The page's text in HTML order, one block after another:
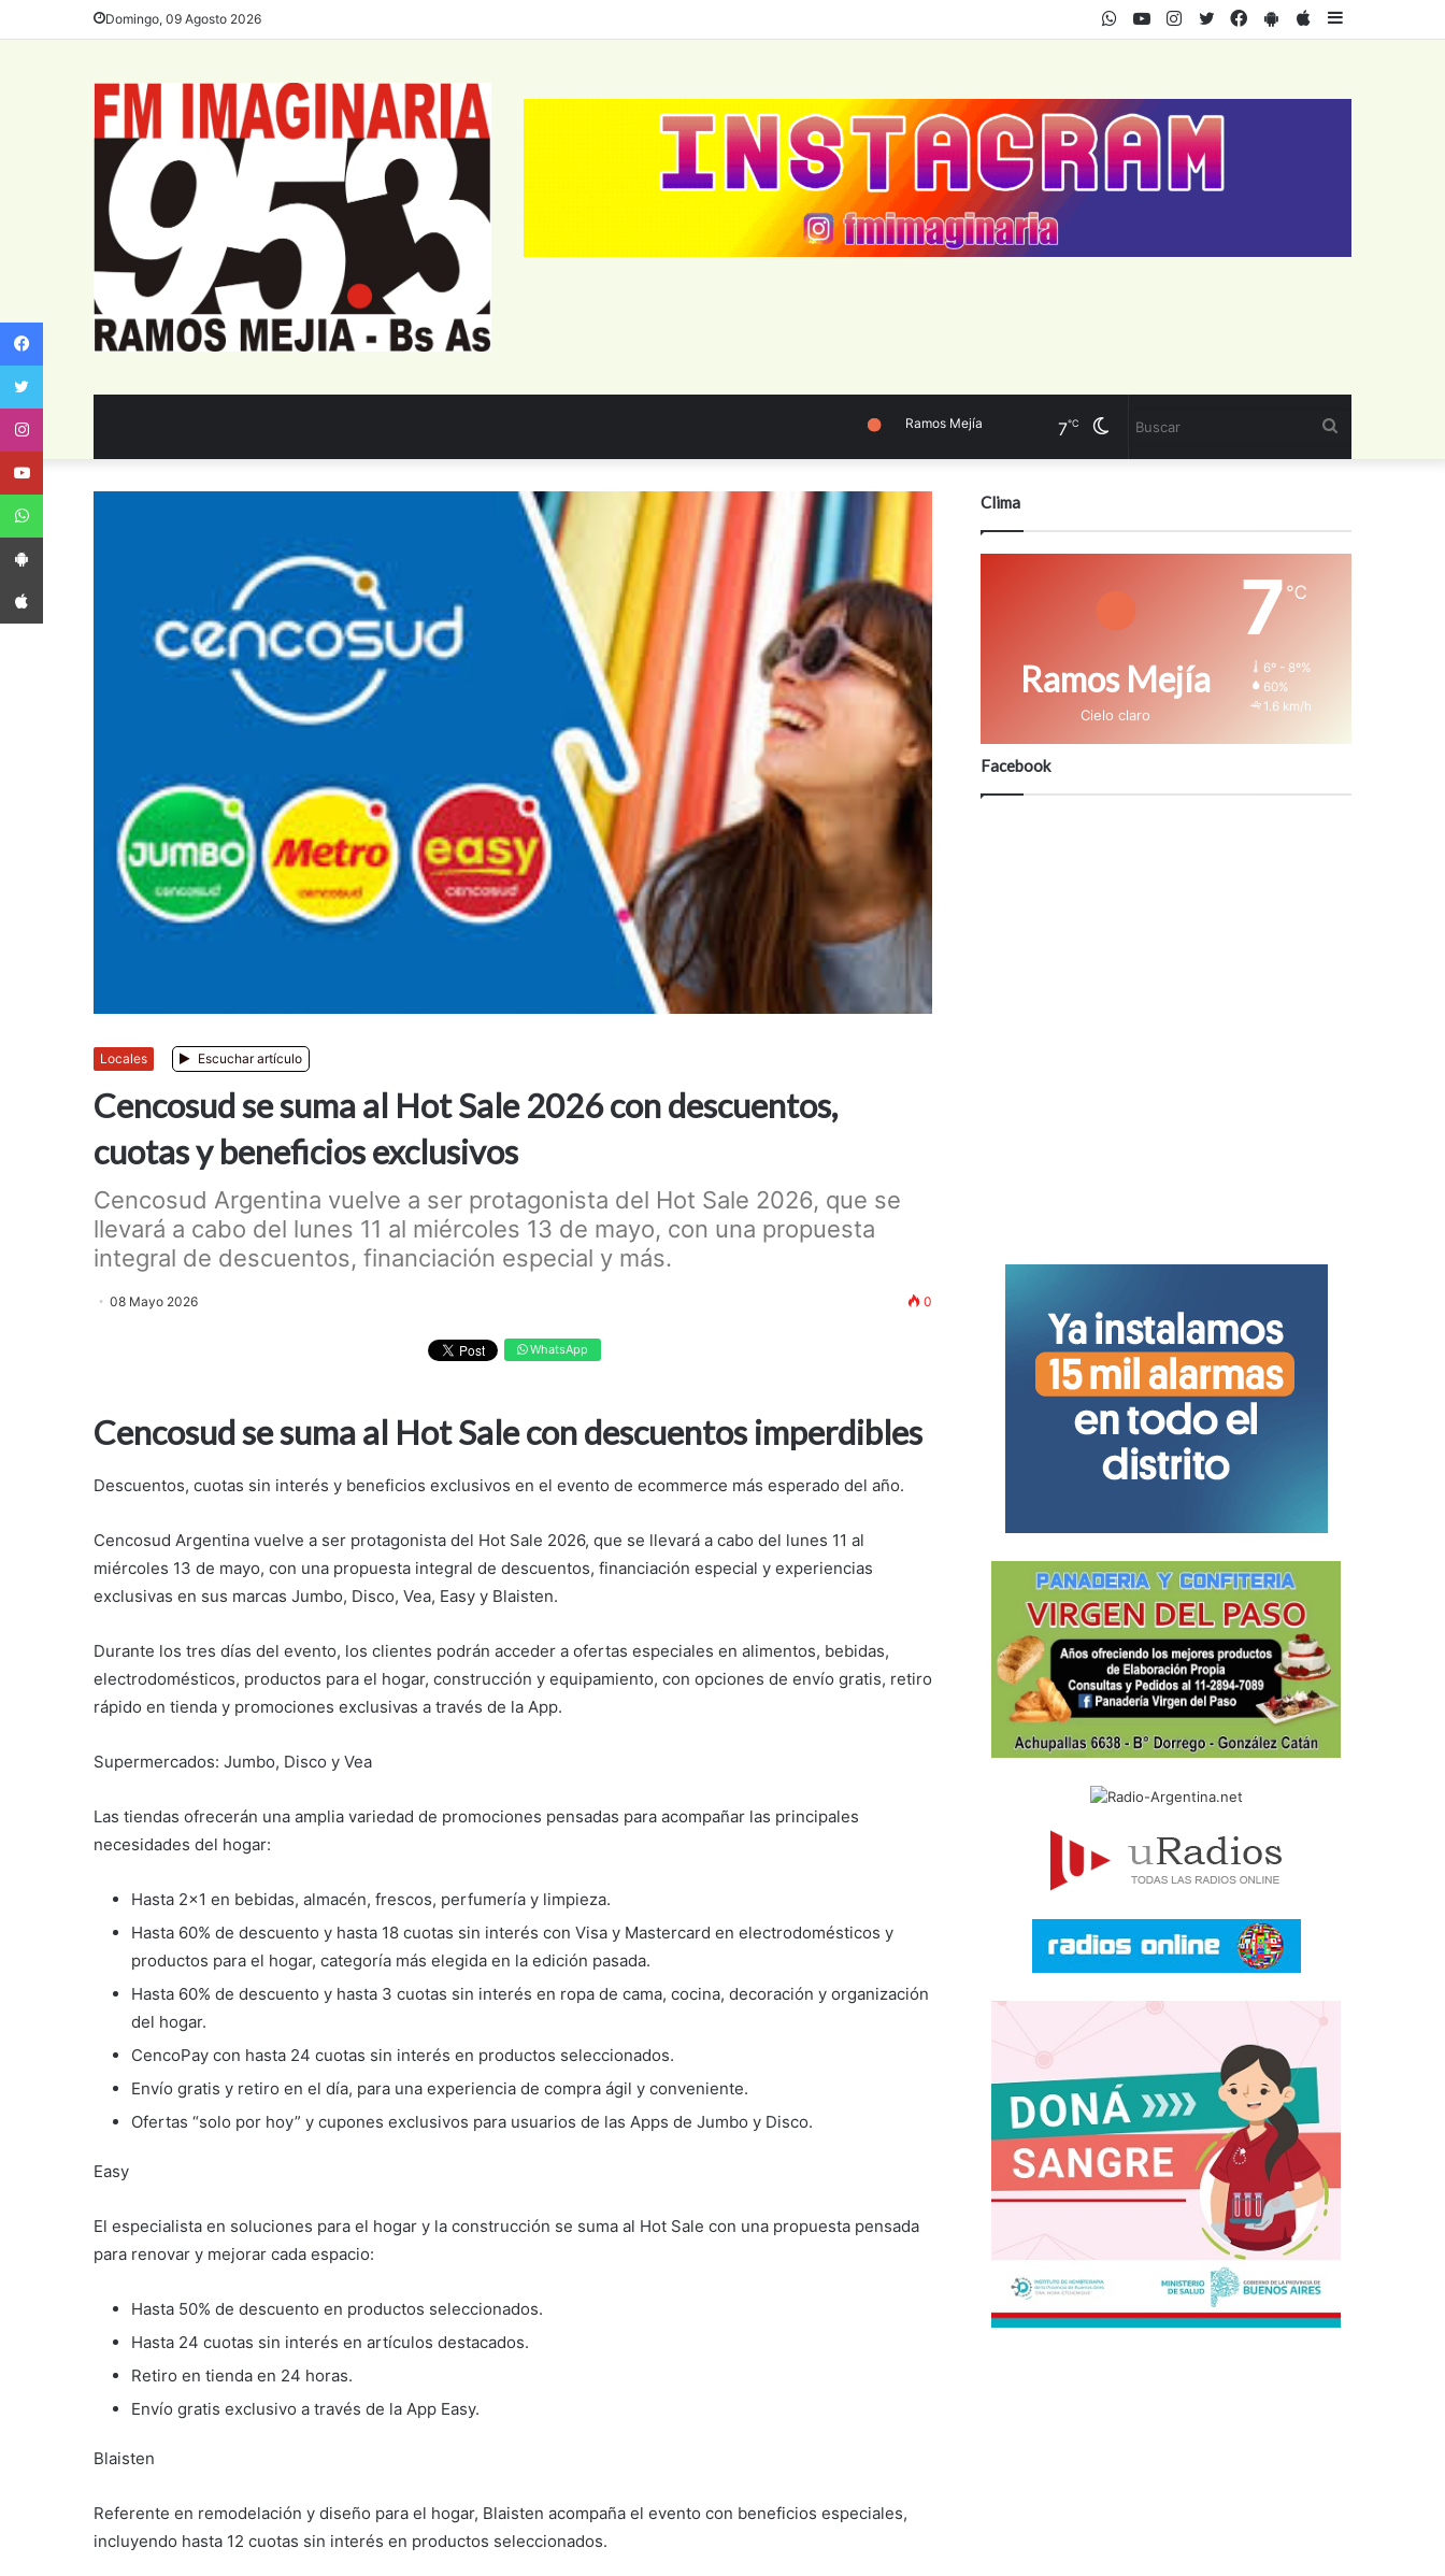
Domingo, 09 Agosto 2026 AppStore
PlayStore
Facebook
Twitter
Instagram
Youtube
WhatsApp
Cambiar
Ramos Mejía 7℃
Locales Escuchar artículo
Cencosud se suma al Hot Sale 2026 con descuentos,
cuotas y beneficios exclusivos
Cencosud Argentina vuelve a ser protagonista del Hot Sale 2026, que se
llevará a cabo del lunes 11 al miércoles 13 de mayo, con una propuesta
integral de descuentos, financiación especial y más.
08 Mayo 2026 0
WhatsApp
Cencosud se suma al Hot Sale con descuentos imperdibles
Descuentos, cuotas sin interés y beneficios exclusivos en el evento de ecommerce más esperado del año.
Cencosud Argentina vuelve a ser protagonista del Hot Sale 2026, que se llevará a cabo del lunes 11 al
miércoles 13 de mayo, con una propuesta integral de descuentos, financiación especial y experiencias
exclusivas en sus marcas Jumbo, Disco, Vea, Easy y Blaisten.
Durante los tres días del evento, los clientes podrán acceder a ofertas especiales en alimentos, bebidas,
electrodomésticos, productos para el hogar, construcción y equipamiento, con opciones de envío gratis, retiro
rápido en tienda y promociones exclusivas a través de la App.
Supermercados: Jumbo, Disco y Vea
Las tiendas ofrecerán una amplia variedad de promociones pensadas para acompañar las principales
necesidades del hogar:
Hasta 2x1 en bebidas, almacén, frescos, perfumería y limpieza.
Hasta 60% de descuento y hasta 18 cuotas sin interés con Visa y Mastercard en electrodomésticos y
productos para el hogar, categoría más elegida en la edición pasada.
Hasta 60% de descuento y hasta 3 cuotas sin interés en ropa de cama, cocina, decoración y organización
del hogar.
CencoPay con hasta 24 cuotas sin interés en productos seleccionados.
Envío gratis y retiro en el día, para una experiencia de compra ágil y conveniente.
Ofertas “solo por hoy” y cupones exclusivos para usuarios de las Apps de Jumbo y Disco.
Easy
El especialista en soluciones para el hogar y la construcción se suma al Hot Sale con una propuesta pensada
para renovar y mejorar cada espacio:
Hasta 50% de descuento en productos seleccionados.
Hasta 24 cuotas sin interés en artículos destacados.
Retiro en tienda en 24 horas.
Envío gratis exclusivo a través de la App Easy.
Blaisten
Referente en remodelación y diseño para el hogar, Blaisten acompaña el evento con beneficios especiales,
incluyendo hasta 12 cuotas sin interés en productos seleccionados.
Clima
Ramos Mejía
Cielo claro
7 ℃
6º - 8º%
60%
1.6 km/h
Facebook
Facebook
WhatsApp